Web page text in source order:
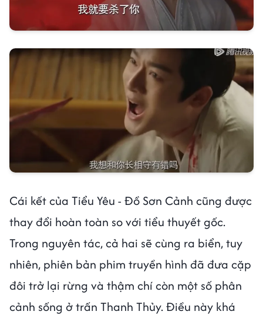
Cái kết của Tiểu Yêu - Đồ Sơn Cảnh cũng được
thay đổi hoàn toàn so với tiểu thuyết gốc.
Trong nguyên tác, cả hai sẽ cùng ra biển, tuy
nhiên, phiên bản phim truyền hình đã đưa cặp
đôi trở lại rừng và thậm chí còn một số phân
cảnh sống ở trấn Thanh Thủy. Điều này khá